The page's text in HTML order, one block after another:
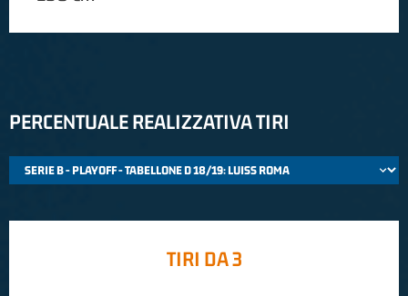
PERCENTUALE REALIZZATIVA TIRI
TIRI DA 3